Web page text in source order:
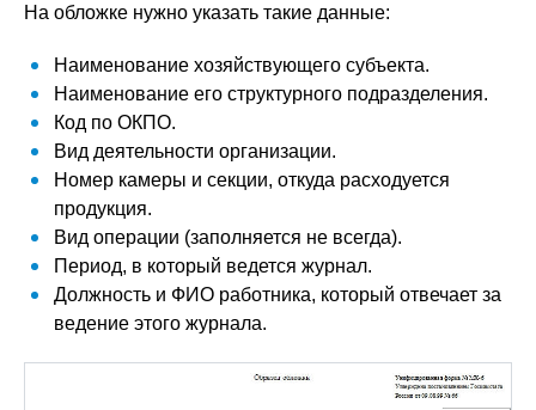
На обложке нужно указать такие данные:
Наименование хозяйствующего субъекта.
Наименование его структурного подразделения.
Код по ОКПО.
Вид деятельности организации.
Номер камеры и секции, откуда расходуется
продукция.
Вид операции (заполняется не всегда).
Период, в который ведется журнал.
Должность и ФИО работника, который отвечает за
ведение этого журнала.